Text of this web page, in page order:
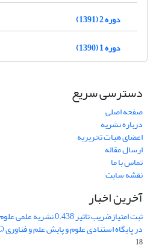
دوره 2 (1391)
دوره 1 (1390)
دسترسی سریع
صفحه اصلی
درباره نشریه
اعضای هیات تحریریه
ارسال مقاله
تماس با ما
نقشه سایت
آخرین اخبار
ثبت امتیازضریب تاثیر
در پایگاه استنادی علوم و پایش علم و فناوری (ISC) در سال 1401
18